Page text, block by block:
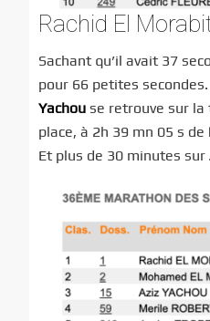
Rachid El
Sachant qu’il avait 37
pour 66 petites
Yachou se retrouve sur la
place, à 2h 39 mn 05 s de
Et plus de 30 minutes sur